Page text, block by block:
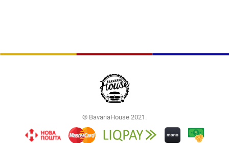
© BavariaHouse 2021.